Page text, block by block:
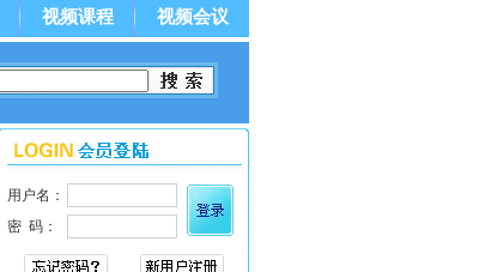
视频课程 视频会议